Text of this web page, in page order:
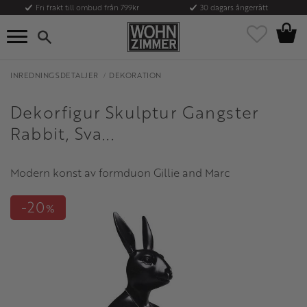
Meny
Fri frakt till ombud från 799kr 30 dagars ångerrätt
Favoriter
INREDNINGSDETALJER DEKORATION
Dekorfigur Skulptur Gangster
Rabbit, Sva...
Modern konst av formduon Gillie and Marc
20%